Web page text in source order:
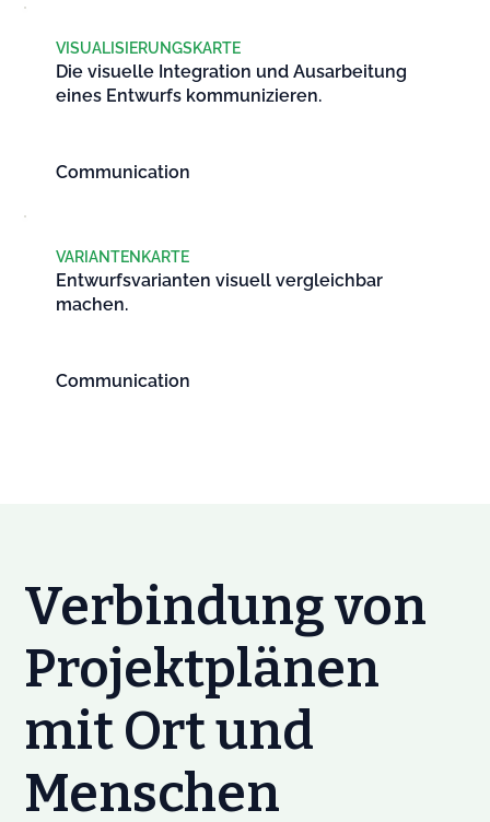
Verbindung von
Projektplänen
mit Ort und
Menschen
VISUALISIERUNGSKARTE
Die visuelle Integration und Ausarbeitung
eines Entwurfs kommunizieren.
Communication
VARIANTENKARTE
Entwurfsvarianten visuell vergleichbar
machen.
Communication